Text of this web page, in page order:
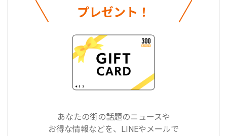
プレゼント！
あなたの街の話題のニュースや
お得な情報などを、LINEやメールで